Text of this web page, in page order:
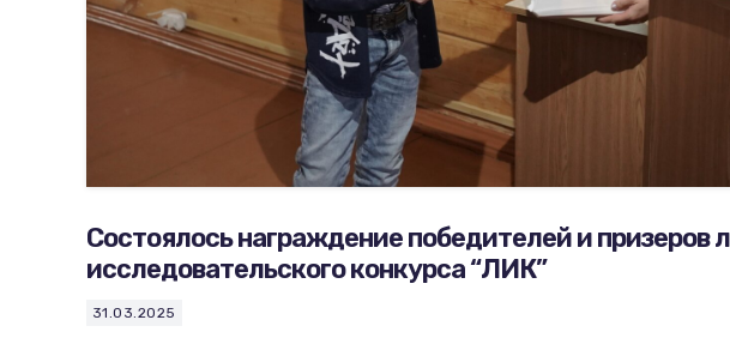
Состоялось награждение победителей и призеров
исследовательского конкурса “ЛИК”
31.03.2025